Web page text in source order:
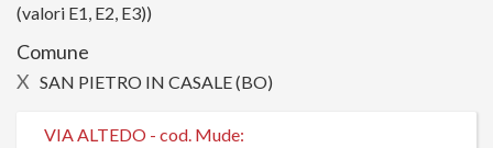
(valori E1, E2, E3))
Comune
X SAN PIETRO IN CASALE (BO)
VIA ALTEDO - cod. Mude: